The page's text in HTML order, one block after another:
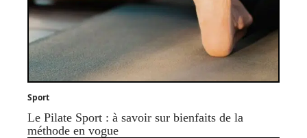
Sport
Le Pilate Sport : à savoir sur bienfaits de la
méthode en vogue